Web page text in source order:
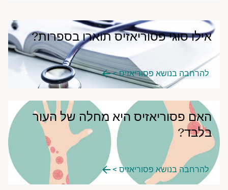
אילו סוגי פסוריאזיס תוארו בספרות?
להרחבה בנושא פסוריאזיס >
האם פסוריאזיס היא מחלה של העור
בלבד?
להרחבה בנושא פסוריאזיס >